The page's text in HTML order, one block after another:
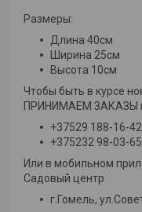
Размеры:
Длина 40см
Ширина 25см
Высота 10см
Чтобы быть в курсе
ПРИНИМАЕМ ЗАКАЗЫ
+37529 188-16-
+375232 98-03-
Или в мобильном
Садовый центр
г.Гомель,